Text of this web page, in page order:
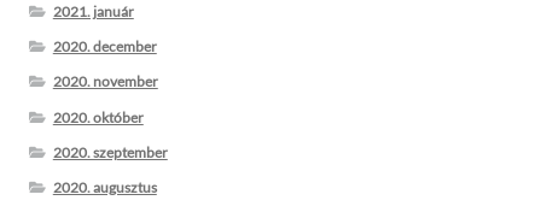
2021. január
2020. december
2020. november
2020. október
2020. szeptember
2020. augusztus